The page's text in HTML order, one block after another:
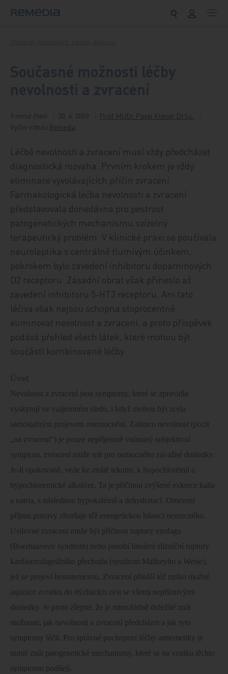
9 minut čtení 20. 4. 2009
Prof. MUDr. Pavel Klener, DrSc.
Vyšlo v titulu Remedia
Léčbě nevolnosti a zvracení musí vždy předcházet
diagnostická rozvaha. Prvním krokem je vždy
eliminace vyvolávajících příčin zvracení.
Farmakologická léčba nevolnosti a zvracení
představovala donedávna pro pestrost
patogenetických mechanismu svízelný
terapeutický problém. V klinické praxi se používala
neuroleptika s centrálně tlumivým účinkem,
pokrokem bylo zavedení inhibitoru dopaminových
D2 receptoru. Zásadní obrat však přineslo až
zavedení inhibitoru 5-HT3 receptoru. Ani tato
léčiva však nejsou schopna stoprocentně
eliminovat nevolnost a zvracení, a proto příspěvek
podává přehled všech látek, které mohou být
součástí kombinované léčby.
Úvod
Nevolnost a zvracení jsou symptomy, které se zpravidla
vyskytují ve vzájemném sledu, i když mohou být zcela
samostatným projevem onemocnění. Zatímco nevolnost (pocit
„na zvracení“) je pouze nepříjemně vnímaný subjektivní
symptom, zvracení muže mít pro nemocného závažné dusledky.
Je-li opakované, vede ke ztrátě tekutin, k hypochlorémii a
hypochloremické alkalóze. Ta je příčinou zvýšené exkrece kalia
a natria, s následnou hypokalémií a dehydratací. Omezení
příjmu potravy zhoršuje též energetickou bilanci nemocného.
Usilovné zvracení muže být příčinou ruptury ezofagu
(Boerhaaveuv syndrom) nebo pusobí lineární slizniční ruptury
kardioezofageálního přechodu (syndrom Malloryho a Weise),
jež se projeví hematemezou. Zvracení přináší též riziko možné
aspirace zvratku do dýchacích cest se všemi nepříznivými
dusledky. Je proto zřejmé, že je mimořádně duležité znát
možnosti, jak nevolnosti a zvracení předcházet a jak tyto
symptomy léčit. Pro správné pochopení léčby antiemetiky je
nutné znát patogenetické mechanismy, které se na vzniku těchto
symptomu podílejí.